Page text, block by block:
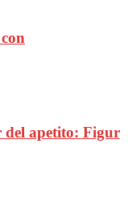
del apetito: Figur